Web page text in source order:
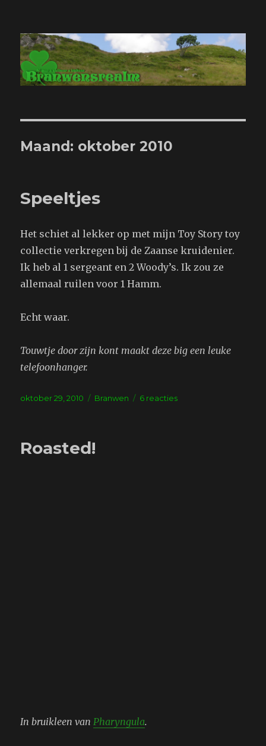
Branwensrealm.com
Maand: oktober 2010
Speeltjes
Het schiet al lekker op met mijn Toy Story toy
collectie verkregen bij de Zaanse kruidenier.
Ik heb al 1 sergeant en 2 Woody’s. Ik zou ze
allemaal ruilen voor 1 Hamm.
Echt waar.
Touwtje door zijn kont maakt deze big een leuke
telefoonhanger.
Geplaatst
oktober 29, 2010 Tags
Branwen 6 reactiesop
Roasted!
In bruikleen vanPharyngula.